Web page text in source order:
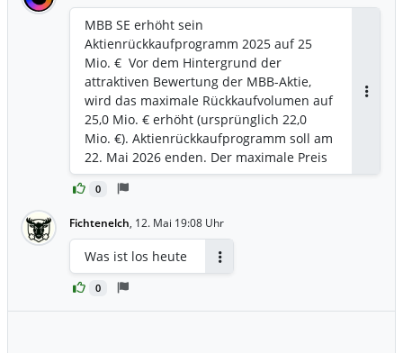
0
MBB SE erhöht sein
Aktienrückkaufprogramm 2025 auf 25
Mio. € Vor dem Hintergrund der
attraktiven Bewertung der MBB-Aktie,
wird das maximale Rückkaufvolumen auf
25,0 Mio. € erhöht (ursprünglich 22,0
Mio. €). Aktienrückkaufprogramm soll am
22. Mai 2026 enden. Der maximale Preis
pro Aktie von 222,00 €, bleibt
unverändert.
Fichtenelch, 12. Mai 19:08 Uhr
0
Was ist los heute